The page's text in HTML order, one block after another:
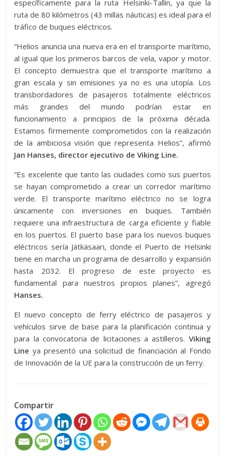
específicamente para la ruta Helsinki-Tallin, ya que la
ruta de 80 kilómetros (43 millas náuticas) es ideal para el
tráfico de buques eléctricos.
“Helios anuncia una nueva era en el transporte marítimo,
al igual que los primeros barcos de vela, vapor y motor.
El concepto demuestra que el transporte marítimo a
gran escala y sin emisiones ya no es una utopía. Los
transbordadores de pasajeros totalmente eléctricos
más grandes del mundo podrían estar en
funcionamiento a principios de la próxima década.
Estamos firmemente comprometidos con la realización
de la ambiciosa visión que representa Helios”, afirmó
Jan Hanses, director ejecutivo de Viking Line.
“Es excelente que tanto las ciudades como sus puertos
se hayan comprometido a crear un corredor marítimo
verde. El transporte marítimo eléctrico no se logra
únicamente con inversiones en buques. También
requiere una infraestructura de carga eficiente y fiable
en los puertos. El puerto base para los nuevos buques
eléctricos sería Jätkäsaari, donde el Puerto de Helsinki
tiene en marcha un programa de desarrollo y expansión
hasta 2032. El progreso de este proyecto es
fundamental para nuestros propios planes”, agregó
Hanses.
El nuevo concepto de ferry eléctrico de pasajeros y
vehículos sirve de base para la planificación continua y
para la convocatoria de licitaciones a astilleros. Viking
Line ya presentó una solicitud de financiación al Fondo
de Innovación de la UE para la construcción de un ferry.
Compartir